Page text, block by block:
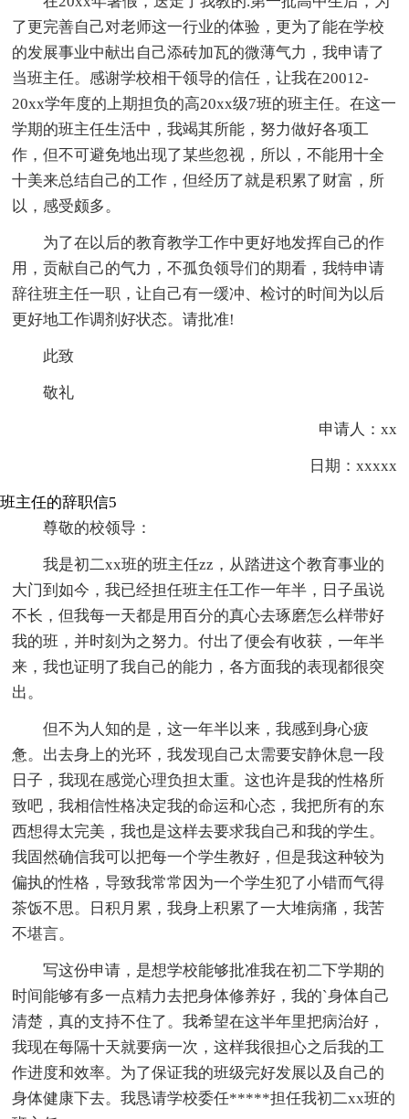
了更完善自己对老师这一行业的体验，更为了能在学校
的发展事业中献出自己添砖加瓦的微薄气力，我申请了
当班主任。感谢学校相干领导的信任，让我在20012-
20xx学年度的上期担负的高20xx级7班的班主任。在这一
学期的班主任生活中，我竭其所能，努力做好各项工
作，但不可避免地出现了某些忽视，所以，不能用十全
十美来总结自己的工作，但经历了就是积累了财富，所
以，感受颇多。
为了在以后的教育教学工作中更好地发挥自己的作
用，贡献自己的气力，不孤负领导们的期看，我特申请
辞往班主任一职，让自己有一缓冲、检讨的时间为以后
更好地工作调剂好状态。请批准!
此致
敬礼
申请人：xx
日期：xxxxx
班主任的辞职信5
尊敬的校领导：
我是初二xx班的班主任zz，从踏进这个教育事业的
大门到如今，我已经担任班主任工作一年半，日子虽说
不长，但我每一天都是用百分的真心去琢磨怎么样带好
我的班，并时刻为之努力。付出了便会有收获，一年半
来，我也证明了我自己的能力，各方面我的表现都很突
出。
但不为人知的是，这一年半以来，我感到身心疲
惫。出去身上的光环，我发现自己太需要安静休息一段
日子，我现在感觉心理负担太重。这也许是我的性格所
致吧，我相信性格决定我的命运和心态，我把所有的东
西想得太完美，我也是这样去要求我自己和我的学生。
我固然确信我可以把每一个学生教好，但是我这种较为
偏执的性格，导致我常常因为一个学生犯了小错而气得
茶饭不思。日积月累，我身上积累了一大堆病痛，我苦
不堪言。
写这份申请，是想学校能够批准我在初二下学期的
时间能够有多一点精力去把身体修养好，我的`身体自己
清楚，真的支持不住了。我希望在这半年里把病治好，
我现在每隔十天就要病一次，这样我很担心之后我的工
作进度和效率。为了保证我的班级完好发展以及自己的
身体健康下去。我恳请学校委任*****担任我初二xx班的